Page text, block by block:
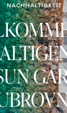
NACHHALTIGKEIT